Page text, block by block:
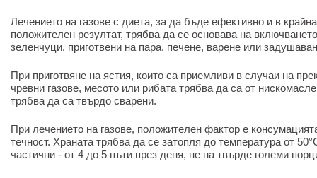
Лечението на газове с диета, за да бъде ефективно и в
положителен резултат, трябва да се основава на
зеленчуци, приготвени на пара, печене, варене или
При приготвяне на ястия, които са приемливи в случаи на
чревни газове, месото или рибата трябва да са от
трябва да са твърдо сварени.
При лечението на газове, положителен фактор е
течност. Храната трябва да се затопля до температура от
частични - от 4 до 5 пъти през деня, не на твърде големи